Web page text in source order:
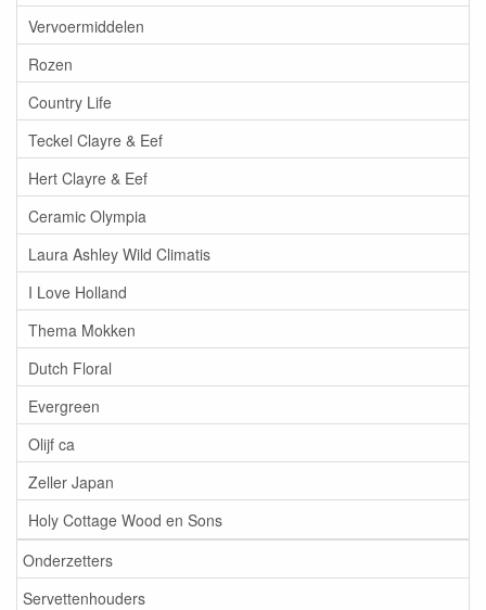
Vervoermiddelen
Rozen
Country Life
Teckel Clayre & Eef
Hert Clayre & Eef
Ceramic Olympia
Laura Ashley Wild Climatis
I Love Holland
Thema Mokken
Dutch Floral
Evergreen
Olijf ca
Zeller Japan
Holy Cottage Wood en Sons
Onderzetters
Servettenhouders